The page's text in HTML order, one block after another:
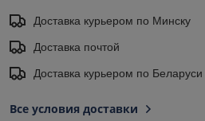
Доставка курьером по Минску
Доставка почтой
Доставка курьером по Беларуси
Все условия доставки